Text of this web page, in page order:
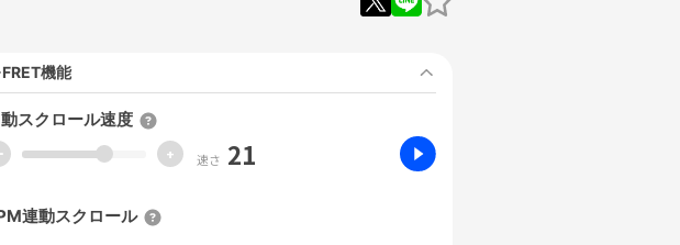
機能
スクロール速度
+ 速さ 21
連動スクロール